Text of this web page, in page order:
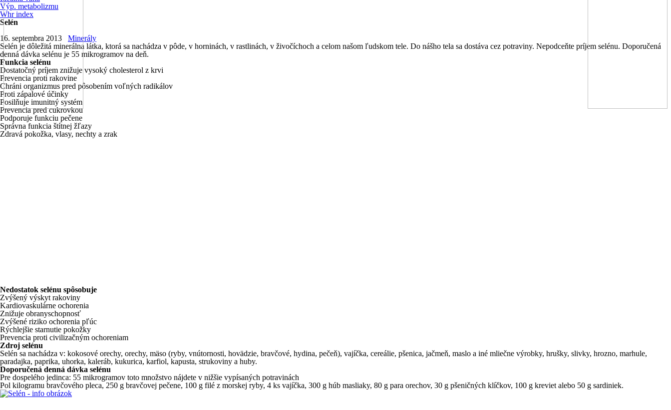
Výp. metabolizmu
Whr index
Selén
16. septembra 2013
Minerály
Selén je dôležitá minerálna látka, ktorá sa nachádza v pôde, v horninách, v rastlinách, v živočíchoch a celom našom ľudskom tele. Do nášho tela sa dostáva cez potraviny. Nepodceňte príjem selénu. Doporučená
denná dávka selénu je 55 mikrogramov na deň.
Funkcia selénu
Dostatočný príjem znižuje vysoký cholesterol z krvi
Prevencia proti rakovine
Chráni organizmus pred pôsobením voľných radikálov
Proti zápalové účinky
Posilňuje imunitný systém
Prevencia pred cukrovkou
Podporuje funkciu pečene
Správna funkcia štítnej žľazy
Zdravá pokožka, vlasy, nechty a zrak
Nedostatok selénu spôsobuje
Zvýšený výskyt rakoviny
Kardiovaskulárne ochorenia
Znižuje obranyschopnosť
Zvýšené riziko ochorenia pľúc
Rýchlejšie starnutie pokožky
Prevencia proti civilizačným ochoreniam
Zdroj selénu
Selén sa nachádza v: kokosové orechy, orechy, mäso (ryby, vnútornosti, hovädzie, bravčové, hydina, pečeň), vajíčka, cereálie, pšenica, jačmeň, maslo a iné mliečne výrobky, hrušky, slivky, hrozno, marhule,
paradajka, paprika, uhorka, kaleráb, kukurica, karfiol, kapusta, strukoviny a huby.
Doporučená denná dávka selénu
Pre dospelého jedinca: 55 mikrogramov toto množstvo nájdete v nižšie vypísaných potravinách
Pol kilogramu bravčového pleca, 250 g bravčovej pečene, 100 g filé z morskej ryby, 4 ks vajíčka, 300 g húb masliaky, 80 g para orechov, 30 g pšeničných klíčkov, 100 g kreviet alebo 50 g sardiniek.